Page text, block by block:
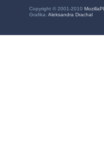
Copyright © 2001-2010
Grafika: Aleksandra Drachal